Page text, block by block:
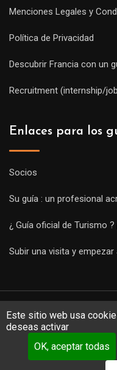
Este sitio web usa
deseas activar
OK, aceptar todas
Menciones Legales y
Política de Privacidad
Descubrir Francia con un
Recruitment (internship/
Enlaces para los
Socios
Su guía : un profesional
¿ Guía oficial de Turismo ?
Subir una visita y empezar
Copyright Guides 2021.